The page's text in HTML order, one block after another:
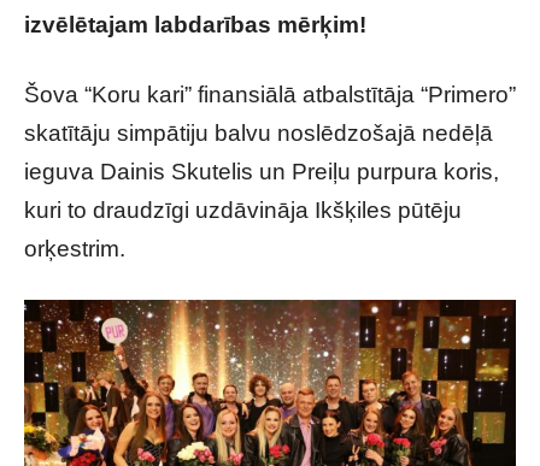
izvēlētajam labdarības mērķim!
Šova “Koru kari” finansiālā atbalstītāja “Primero”
skatītāju simpātiju balvu ​noslēdzošajā nedēļā
ieguva Dainis Skutelis un Preiļu purpura koris,
kuri to draudzīgi uzdāvināja Ikšķiles pūtēju
orķestrim.